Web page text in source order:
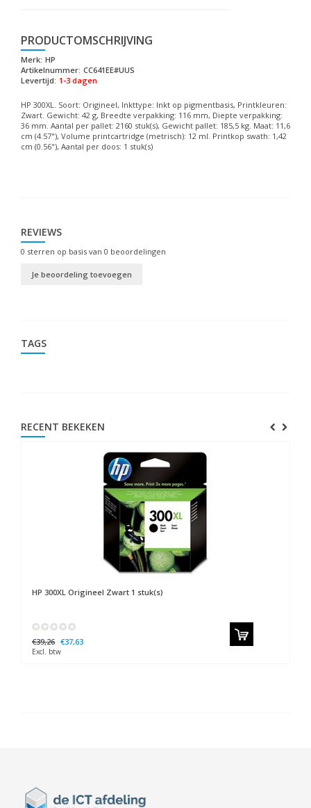
PRODUCTOMSCHRIJVING
Merk: HP
Artikelnummer: CC641EE#UUS
Levertijd: 1-3 dagen
HP 300XL. Soort: Origineel, Inkttype: Inkt op pigmentbasis, Printkleuren:
Zwart. Gewicht: 42 g, Breedte verpakking: 116 mm, Diepte verpakking:
36 mm. Aantal per pallet: 2160 stuk(s), Gewicht pallet: 185,5 kg. Maat: 11,6
cm (4.57"), Volume printcartridge (metrisch): 12 ml. Printkop swath: 1,42
cm (0.56"), Aantal per doos: 1 stuk(s)
REVIEWS
0 sterren op basis van 0 beoordelingen
Je beoordeling toevoegen
TAGS
RECENT BEKEKEN
HP 300XL Origineel Zwart 1 stuk(s)
€39,26 €37,63
Excl. btw